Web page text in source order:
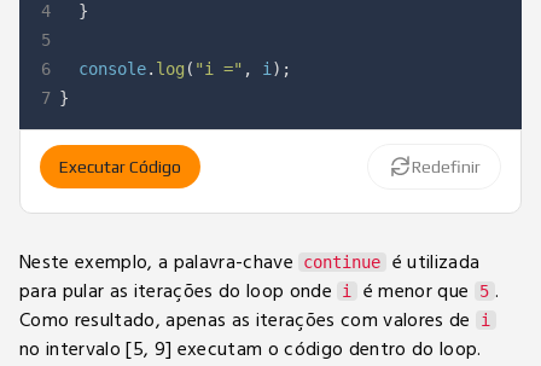
4
5
6
7
}
  console
. log ( "i =" , i ) ;
}
Executar Código Redefinir
Neste exemplo, a palavra-chave continue
é utilizada
para pular as iterações do loop onde
i é menor que 5 .
Como resultado, apenas as iterações com valores de
i
no intervalo [5, 9] executam o código dentro do loop.